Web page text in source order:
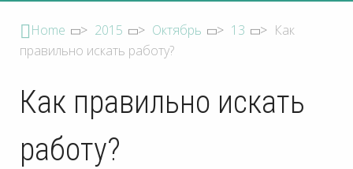
Home > 2015 > Октябрь > 13 > Как
правильно искать работу?
Как правильно искать
работу?